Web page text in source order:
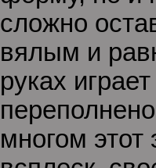
сложно
вялым и
руках
многом этот